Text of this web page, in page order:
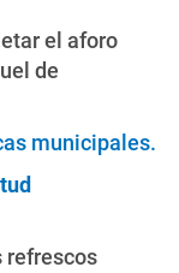
el aforo
de
municipales.
refrescos